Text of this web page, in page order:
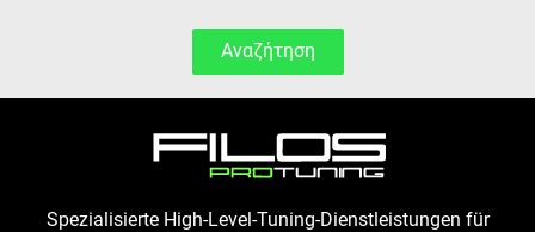
Αναζήτηση
Spezialisierte High-Level-Tuning-Dienstleistungen für